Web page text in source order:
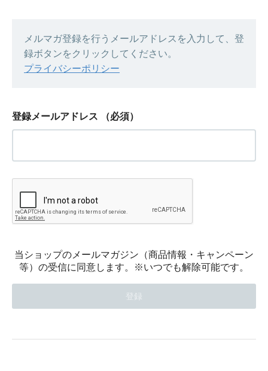
メルマガ登録を行うメールアドレスを入力して、登
録ボタンをクリックしてください。
プライバシーポリシー
登録メールアドレス （必須）
当ショップのメールマガジン（商品情報・キャンペーン
等）の受信に同意します。※いつでも解除可能です。